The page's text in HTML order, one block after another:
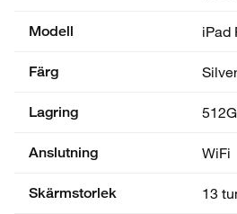
Modell iPad
Färg Silver
Lagring
Anslutning WiFi
Skärmstorlek 13